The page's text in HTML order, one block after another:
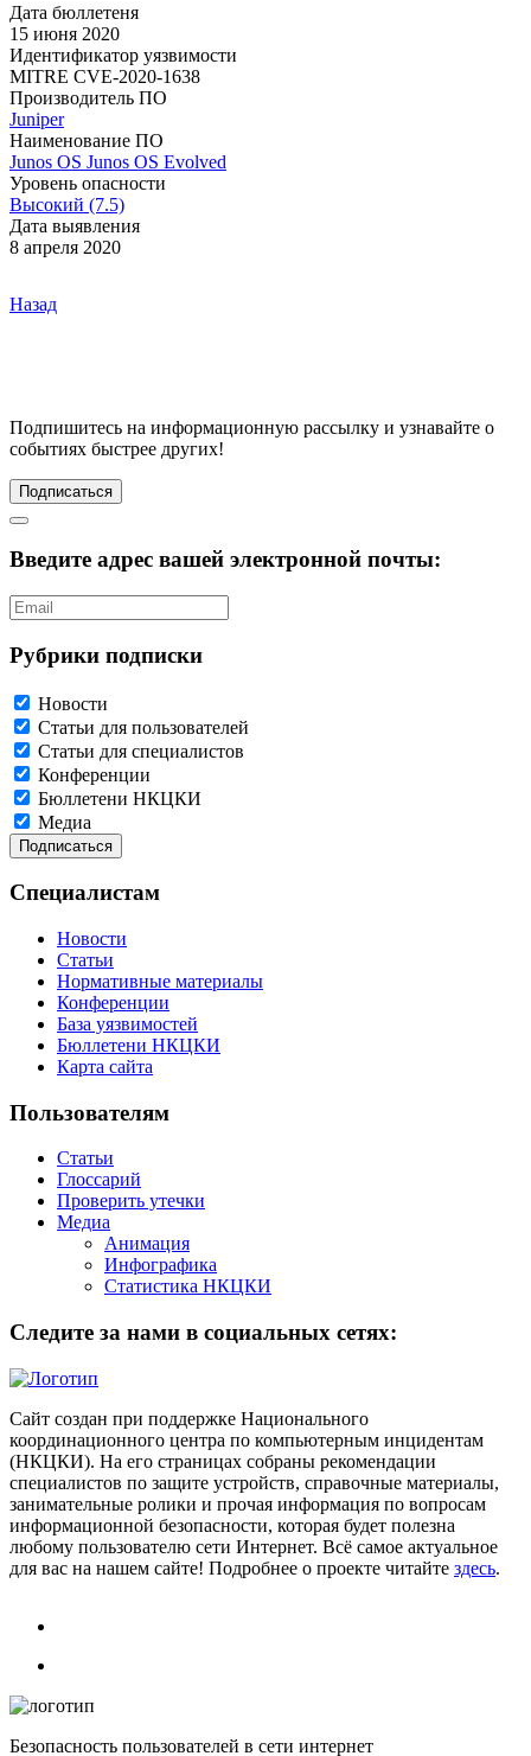
Дата бюллетеня
15 июня 2020
Идентификатор уязвимости
MITRE CVE-2020-1638
Производитель ПО
Juniper
Наименование ПО
Junos OS Junos OS Evolved
Уровень опасности
Высокий (7.5)
Дата выявления
8 апреля 2020
Назад
Подпишитесь на информационную рассылку и узнавайте о
событиях быстрее других!
Подписаться
Введите адрес вашей электронной почты:
Рубрики подписки
Новости
Статьи для пользователей
Статьи для специалистов
Конференции
Бюллетени НКЦКИ
Медиа
Специалистам
Новости
Статьи
Нормативные материалы
Конференции
База уязвимостей
Бюллетени НКЦКИ
Карта сайта
Пользователям
Статьи
Глоссарий
Проверить утечки
Медиа
Анимация
Инфографика
Статистика НКЦКИ
Следите за нами в социальных сетях:
Сайт создан при поддержке Национального
координационного центра по компьютерным инцидентам
(НКЦКИ). На его страницах собраны рекомендации
специалистов по защите устройств, справочные материалы,
занимательные ролики и прочая информация по вопросам
информационной безопасности, которая будет полезна
любому пользователю сети Интернет. Всё самое актуальное
для вас на нашем сайте! Подробнее о проекте читайте здесь.
Безопасность пользователей в сети интернет